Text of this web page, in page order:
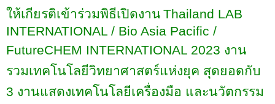
ให้เกียรติเข้าร่วมพิธีเปิดงาน Thailand LAB
INTERNATIONAL / Bio Asia Pacific /
FutureCHEM INTERNATIONAL 2023 งาน
รวมเทคโนโลยีวิทยาศาสตร์แห่งยุค สุดยอดกับ
3 งานแสดงเทคโนโลยีเครื่องมือ และนวัตกรรม